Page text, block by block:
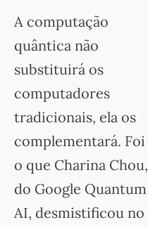
A computação
quântica não
substituirá os
computadores
tradicionais, ela os
complementará. Foi
o que Charina Chou,
do Google Quantum
AI, desmistificou no